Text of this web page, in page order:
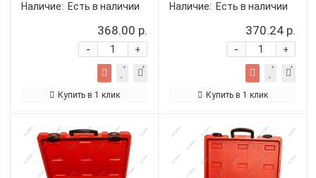
Наличие: Есть в наличии
368.00 р.
+
-
Купить в 1 клик
Наличие: Есть в наличии
370.24 р.
+
-
Купить в 1 клик